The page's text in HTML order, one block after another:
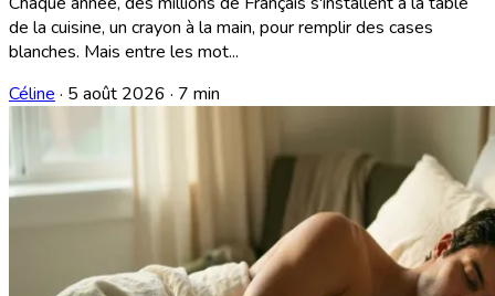
de la cuisine, un crayon à la main, pour remplir des cases
blanches. Mais entre les mot...
Céline · 5 août 2026 · 7 min